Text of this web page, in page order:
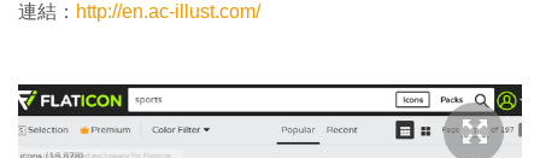
連結： http://en.ac-illust.com/